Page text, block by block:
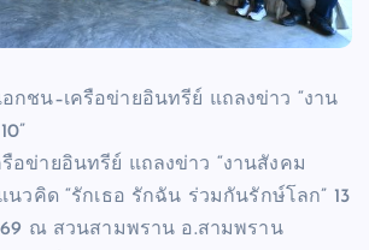
กชน–เครือข่ายอินทรีย์ แถลงข่าว “งาน
อข่ายอินทรีย์ แถลงข่าว “งานสังคม
นวคิด “รักเธอ รักฉัน ร่วมกันรักษ์โลก” 13
ณ สวนสามพราน อ.สามพราน